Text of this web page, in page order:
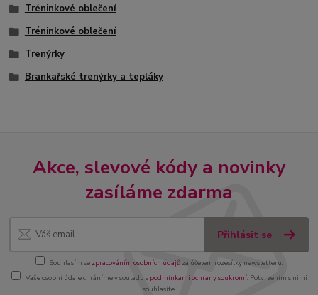
Tréninkové oblečení
Tréninkové oblečení
Trenýrky
Brankařské trenýrky a tepláky
Akce, slevové kódy a novinky
zasíláme zdarma
Přihlásit se
Souhlasím se zpracováním osobních údajůza účelem rozesílky newsletteru.
Vaše osobní údaje chráníme v souladu s podmínkami ochrany soukromí. Potvrzením s nimi
souhlasíte.